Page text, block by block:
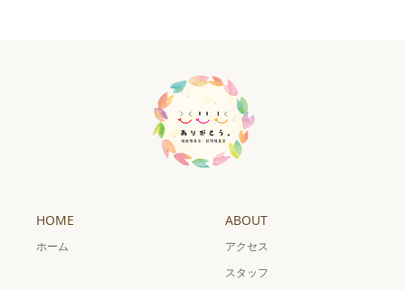
HOME
ホーム
ABOUT
アクセス
スタッフ